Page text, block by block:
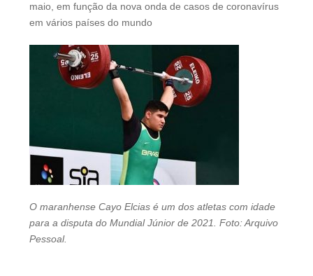
maio, em função da nova onda de casos de coronavírus
em vários países do mundo
O maranhense Cayo Elcias é um dos atletas com idade
para a disputa do Mundial Júnior de 2021. Foto: Arquivo
Pessoal.